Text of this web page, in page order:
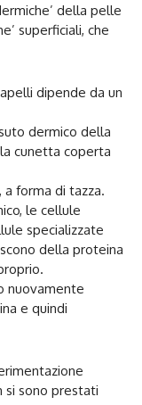
della pelle
superficiali, che
dipende da un
dermico della
cunetta coperta
forma di tazza.
le cellule
specializzate
della proteina
nuovamente
e quindi
si sono prestati